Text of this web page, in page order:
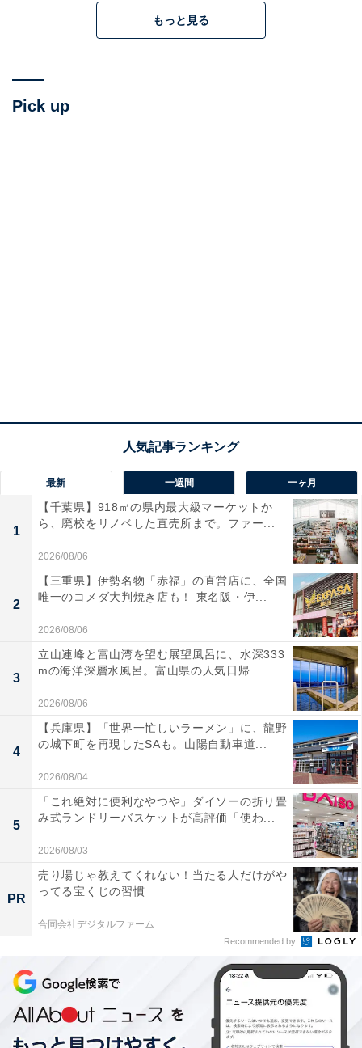
ロットなどの情報が盗まれたとの話も出ている。ハマス
を画策しているとの情報も伝わっている。ただイスラエ
ルはサイバーセキュリティの分野では世界でも評価が高
前の記事
う見られている？ 訪日外国人に
印象を聞いてみると……
次の記事
トラブル続きの「ブッキングド
ットコム」。大規模クレカ被害
はなぜ起きた？ 利用者ができる
1 2 3 4 5
もっと見る
Pick up
最新 一週間 一ヶ月
1
【千葉県】918㎡の県内最大級マーケットか
ら、廃校をリノベした直売所まで。ファー...
2026/08/06
2
【三重県】伊勢名物「赤福」の直営店に、全国
唯一のコメダ大判焼き店も！ 東名阪・伊...
2026/08/06
3
立山連峰と富山湾を望む展望風呂に、水深333
mの海洋深層水風呂。富山県の人気日帰...
2026/08/06
4
【兵庫県】「世界一忙しいラーメン」に、龍野
の城下町を再現したSAも。山陽自動車道...
2026/08/04
5
「これ絶対に便利なやつや」ダイソーの折り畳
み式ランドリーバスケットが高評価「使わ...
2026/08/03
PR
売り場じゃ教えてくれない！当たる人だけがや
ってる宝くじの習慣
合同会社デジタルファーム
Recommended by